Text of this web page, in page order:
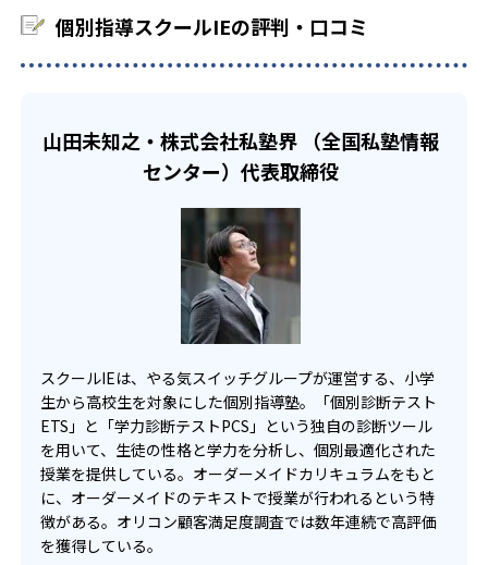
また、自分の苦手科目だけ克服したいという方にもおすす
診断テストで子どものやる気をアップ
ている。「プラス思考」「マイペース」「内気」など、勉
強において必要な性格診断をまず行う。その性格診断から
やる気を出すための授業プランを計画してくれる。
学力診断テストでは、わからないところを可視化し、子ど
も自身がどこでつまずいているかわかるようにしている。
この2点の診断テストで、子どものやる気を引き出すことが
可能。
03 オンライン個別指導もある
自分の家の近くにスクールIEがない人でも通うことができ
るのが魅力的。インターネットを通して、授業が受けられ
る。遠方の方でもスクールIEを受講することが可能。受講
できる科目も幅広いので、遠方から通いたい人におすす
め。
なので、自分のレベルに応じた対策をしてもらえる。
高校生
高校生では、コツコツマイペースで頑張りたい人に向いて
いる。診断テストに加え、生徒の理解度に応じたオリジナ
ル教材があるので、苦手な単元を克服することが可能。自
分の苦手な部分を把握し、積極的に勉強のやる気をひきだ
すこともできる。講師も担任制なので、子どもの苦手な部
分を理解し、克服できるように手引きしてくれるだろう。
また、大学受験のための勉強もできる。スクールIEでは、
おためしパックとして、90分×4回で3,300円の格安パック
め。
ただし、対象外の校舎や行われていない時期もある。お近
くの校舎に確認することをおすすめする。
デメリットを挙げるとすれば、講師を選ぶことができない
感じる生徒もいるだろう。熟練した指導者に教えてもらえな
また、個別指導なので、周りのレベルと比較することがで
きない。自分が相対的にどれだけできるのか把握しづら
お茶の水女子大学附属高校 -
- 昭和高校
多摩科学技術高校 -
拝島高校 - 瑞穂農芸高校 -
東村山高校 - 国際基督教大学高校 -
法政大学高校 - 錦城高校 -
個別指導スクールIEの評判・口コミ
山田未知之・株式会社私塾界 （全国私塾情報
センター）代表取締役
スクールIEは、やる気スイッチグループが運営する、小学
生から高校生を対象にした個別指導塾。「個別診断テスト
ETS」と「学力診断テストPCS」という独自の診断ツール
を用いて、生徒の性格と学力を分析し、個別最適化された
授業を提供している。オーダーメイドカリキュラムをもと
に、オーダーメイドのテキストで授業が行われるという特
徴がある。オリコン顧客満足度調査では数年連続で高評価
を獲得している。